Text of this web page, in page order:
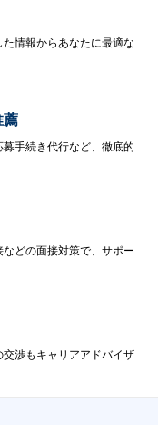
情報からあなたに最適な
薦
手続き代行など、徹底的
どの面接対策で、サポー
渉もキャリアアドバイザ